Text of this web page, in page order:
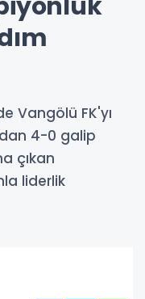
Vangölü FK'yı
4-0 galip
çıkan
liderlik